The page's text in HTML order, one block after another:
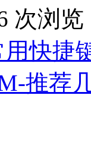
次浏览
用快捷
推荐